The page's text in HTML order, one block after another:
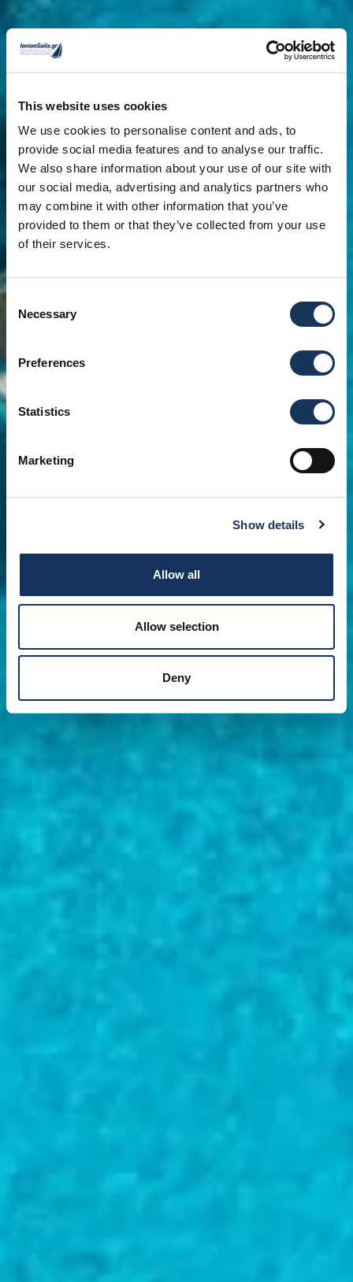
This website uses cookies
We use cookies to personalise content and ads, to
provide social media features and to analyse our traffic.
We also share information about your use of our site with
our social media, advertising and analytics partners who
may combine it with other information that you’ve
provided to them or that they’ve collected from your use
of their services.
Selection
Necessary
Preferences
Statistics
Marketing
Show details
Allow all
Allow selection
Deny